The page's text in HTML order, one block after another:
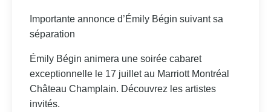
Importante annonce d’Émily Bégin suivant sa
séparation
Émily Bégin animera une soirée cabaret
exceptionnelle le 17 juillet au Marriott Montréal
Château Champlain. Découvrez les artistes
invités.